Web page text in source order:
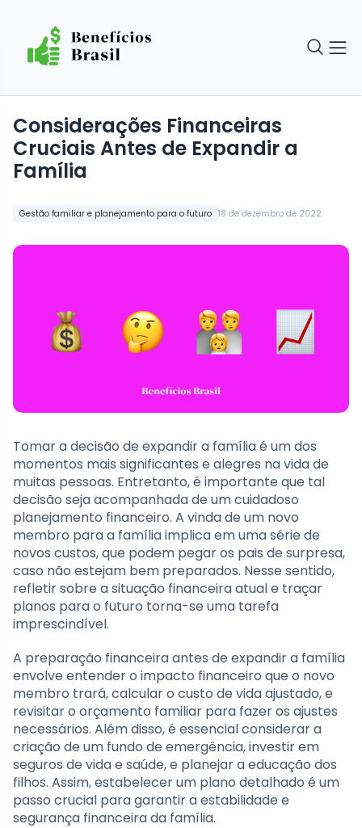
Gestão familiar e planejamento para o futuro 18 de dezembro de 2022
Considerações Financeiras
Cruciais Antes de Expandir a
Família
Tomar a decisão de expandir a família é um dos
momentos mais significantes e alegres na vida de
muitas pessoas. Entretanto, é importante que tal
decisão seja acompanhada de um cuidadoso
planejamento financeiro. A vinda de um novo
membro para a família implica em uma série de
novos custos, que podem pegar os pais de surpresa,
caso não estejam bem preparados. Nesse sentido,
refletir sobre a situação financeira atual e traçar
planos para o futuro torna-se uma tarefa
imprescindível.
A preparação financeira antes de expandir a família
envolve entender o impacto financeiro que o novo
membro trará, calcular o custo de vida ajustado, e
revisitar o orçamento familiar para fazer os ajustes
necessários. Além disso, é essencial considerar a
criação de um fundo de emergência, investir em
seguros de vida e saúde, e planejar a educação dos
filhos. Assim, estabelecer um plano detalhado é um
passo crucial para garantir a estabilidade e
segurança financeira da família.